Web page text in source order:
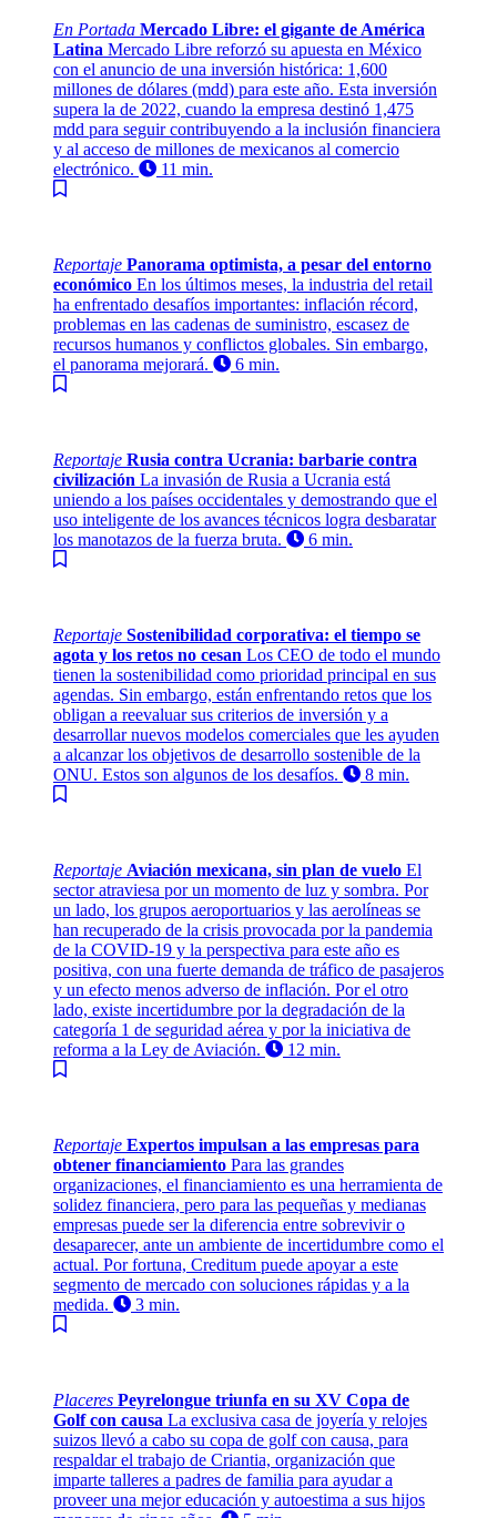
En Portada Mercado Libre: el gigante de América
Latina Mercado Libre reforzó su apuesta en México
con el anuncio de una inversión histórica: 1,600
millones de dólares (mdd) para este año. Esta inversión
supera la de 2022, cuando la empresa destinó 1,475
mdd para seguir contribuyendo a la inclusión financiera
y al acceso de millones de mexicanos al comercio
electrónico.
11 min.
Reportaje Panorama optimista, a pesar del entorno
económico En los últimos meses, la industria del retail
ha enfrentado desafíos importantes: inflación récord,
problemas en las cadenas de suministro, escasez de
recursos humanos y conflictos globales. Sin embargo,
el panorama mejorará.
6 min.
Reportaje Rusia contra Ucrania: barbarie contra
civilización La invasión de Rusia a Ucrania está
uniendo a los países occidentales y demostrando que el
uso inteligente de los avances técnicos logra desbaratar
los manotazos de la fuerza bruta.
6 min.
Reportaje Sostenibilidad corporativa: el tiempo se
agota y los retos no cesan Los CEO de todo el mundo
tienen la sostenibilidad como prioridad principal en sus
agendas. Sin embargo, están enfrentando retos que los
obligan a reevaluar sus criterios de inversión y a
desarrollar nuevos modelos comerciales que les ayuden
a alcanzar los objetivos de desarrollo sostenible de la
ONU. Estos son algunos de los desafíos.
8 min.
Reportaje Aviación mexicana, sin plan de vuelo El
sector atraviesa por un momento de luz y sombra. Por
un lado, los grupos aeroportuarios y las aerolíneas se
han recuperado de la crisis provocada por la pandemia
de la COVID-19 y la perspectiva para este año es
positiva, con una fuerte demanda de tráfico de pasajeros
y un efecto menos adverso de inflación. Por el otro
lado, existe incertidumbre por la degradación de la
categoría 1 de seguridad aérea y por la iniciativa de
reforma a la Ley de Aviación.
12 min.
Reportaje Expertos impulsan a las empresas para
obtener financiamiento Para las grandes
organizaciones, el financiamiento es una herramienta de
solidez financiera, pero para las pequeñas y medianas
empresas puede ser la diferencia entre sobrevivir o
desaparecer, ante un ambiente de incertidumbre como el
actual. Por fortuna, Creditum puede apoyar a este
segmento de mercado con soluciones rápidas y a la
medida.
3 min.
Placeres Peyrelongue triunfa en su XV Copa de
Golf con causa La exclusiva casa de joyería y relojes
suizos llevó a cabo su copa de golf con causa, para
respaldar el trabajo de Criantia, organización que
imparte talleres a padres de familia para ayudar a
proveer una mejor educación y autoestima a sus hijos